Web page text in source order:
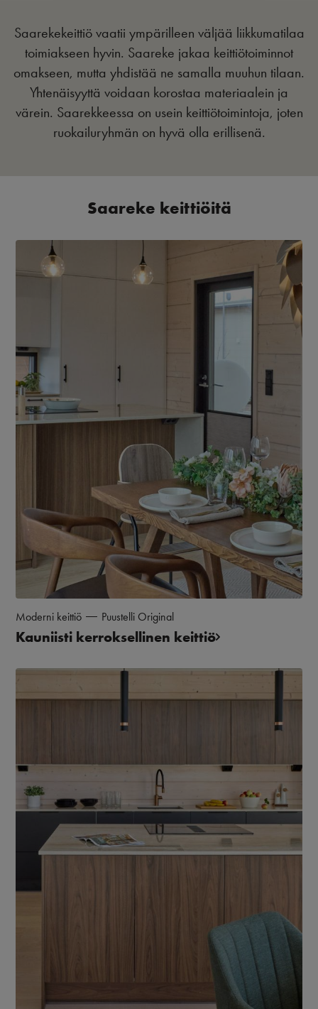
Saarekekeittiö vaatii ympärilleen väljää liikkumatilaa
toimiakseen hyvin. Saareke jakaa keittiötoiminnot
omakseen, mutta yhdistää ne samalla muuhun tilaan.
Yhtenäisyyttä voidaan korostaa materiaalein ja
värein. Saarekkeessa on usein keittiötoimintoja, joten
ruokailuryhmän on hyvä olla erillisenä.
Saareke keittiöitä
Moderni keittiö Puustelli Original
Kauniisti kerroksellinen keittiö